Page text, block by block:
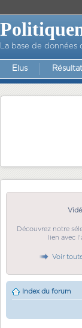
La base de données
Elus
Découvrez notre
lien avec
Voir
Index du forum